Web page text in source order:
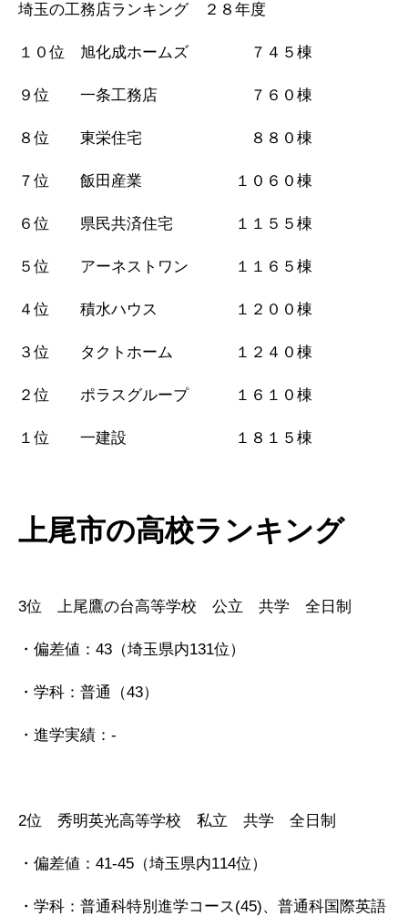
埼玉の工務店ランキング ２８年度
１０位 旭化成ホームズ ７４５棟
９位 一条工務店 ７６０棟
８位 東栄住宅 ８８０棟
７位 飯田産業 １０６０棟
６位 県民共済住宅 １１５５棟
５位 アーネストワン １１６５棟
４位 積水ハウス １２００棟
３位 タクトホーム １２４０棟
２位 ポラスグループ １６１０棟
１位 一建設 １８１５棟
上尾市の高校ランキング
3位 上尾鷹の台高等学校 公立 共学 全日制
・偏差値：43（埼玉県内131位）
・学科：普通（43）
・進学実績：-
2位 秀明英光高等学校 私立 共学 全日制
・偏差値：41-45（埼玉県内114位）
・学科：普通科特別進学コース(45)、普通科国際英語